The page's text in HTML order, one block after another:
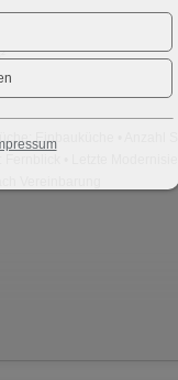
Einbauküche • Anzahl
Fernblick • Letzte